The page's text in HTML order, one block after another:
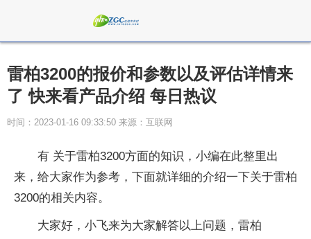
雷柏3200的报价和参数以及评估详情来
了 快来看产品介绍 每日热议
时间：2023-01-16 09:33:50 来源：互联网
有 关于雷柏3200方面的知识，小编在此整里出
来，给大家作为参考，下面就详细的介绍一下关于雷柏
3200的相关内容。
大家好，小飞来为大家解答以上问题，雷柏